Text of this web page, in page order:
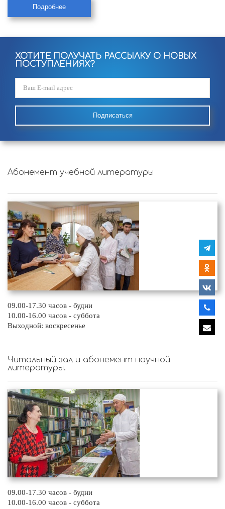
Подробнее
ХОТИТЕ ПОЛУЧАТЬ РАССЫЛКУ О НОВЫХ
ПОСТУПЛЕНИЯХ?
Подписаться
Абонемент учебной литературы
09.00-17.30 часов - будни
10.00-16.00 часов - суббота
Выходной: воскресенье
Читальный зал и абонемент научной
литературы.
09.00-17.30 часов - будни
10.00-16.00 часов - суббота